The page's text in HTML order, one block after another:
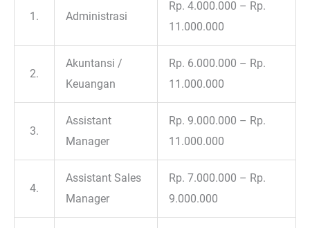
1. Administrasi
Rp. 4.000.000 – Rp.
11.000.000
2.
Akuntansi /
Keuangan
Rp. 6.000.000 – Rp.
11.000.000
3.
Assistant
Manager
Rp. 9.000.000 – Rp.
11.000.000
4.
Assistant Sales
Manager
Rp. 7.000.000 – Rp.
9.000.000